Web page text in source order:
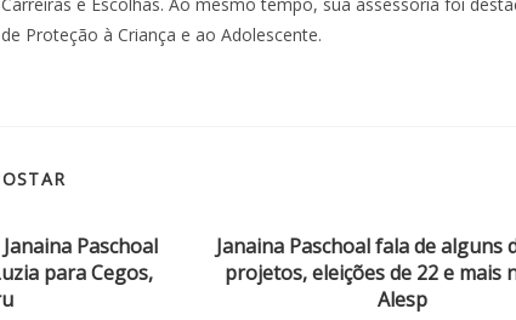
de Proteção à Criança e ao Adolescente.
Paschoal
para Cegos,
Janaina Paschoal fala de alguns
projetos, eleições de 22 e mais
Alesp